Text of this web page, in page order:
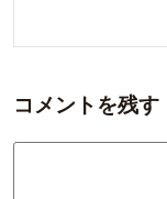
コメントを残す